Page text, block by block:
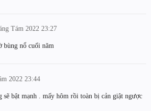
Tám 2022 23:27
bùng nổ cuối năm
2022 23:44
sẽ bật mạnh . mấy hôm rồi toàn bị cản giật ngược